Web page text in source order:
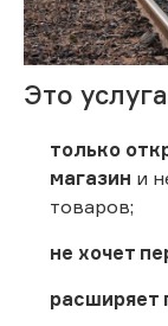
Это
только
магазин и
товаров;
не хочет
расширяет